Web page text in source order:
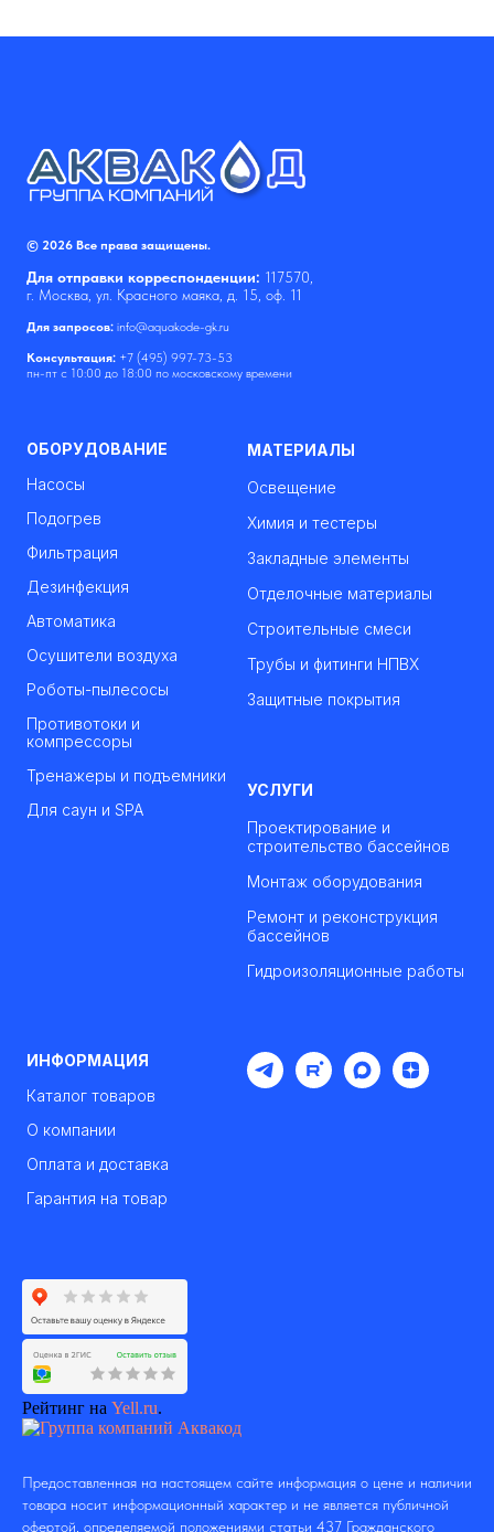
© 2026 Все права защищены.
Для отправки корреспонденции: 117570,
г. Москва, ул. Красного маяка, д. 15, оф. 11
Для запросов: info@aquakode-gk.ru
Консультация: +7 (495) 997-73-53
пн-пт с 10:00 до 18:00 по московскому времени
ОБОРУДОВАНИЕ
Насосы
Подогрев
Фильтрация
Дезинфекция
Автоматика
Осушители воздуха
Роботы-пылесосы
Противотоки и
компрессоры
Тренажеры и подъемники
Для саун и SPA
МАТЕРИАЛЫ
Освещение
Химия и тестеры
Закладные элементы
Отделочные материалы
Строительные смеси
Трубы и фитинги НПВХ
Защитные покрытия
УСЛУГИ
Проектирование и
строительство бассейнов
Монтаж оборудования
Ремонт и реконструкция
бассейнов
Гидроизоляционные работы
ИНФОРМАЦИЯ
Каталог товаров
О компании
Оплата и доставка
Гарантия на товар
Рейтинг на Yell.ru.
Предоставленная на настоящем сайте информация о цене и наличии
товара носит информационный характер и не является публичной
офертой, определяемой положениями статьи 437 Гражданского